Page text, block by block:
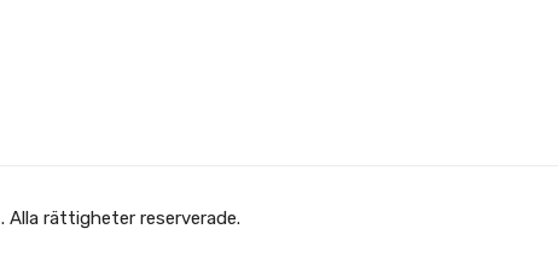
Copyright © Afghanska Föreningen - انجمن افغانها در سویدن. Alla rättigheter reserverade.